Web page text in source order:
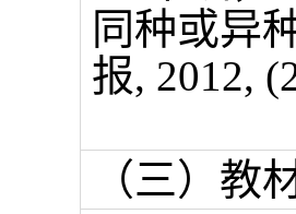
同种或异
报, 2012,
（三）教